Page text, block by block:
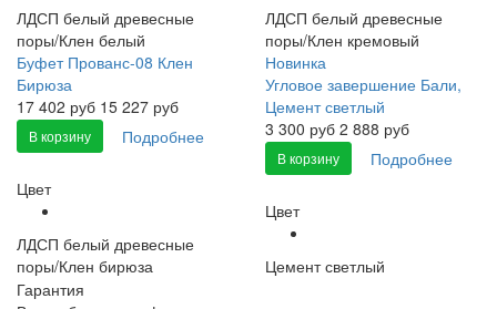
ЛДСП белый древесные
поры/Клен белый
ЛДСП белый древесные
поры/Клен кремовый
Буфет Прованс-08 Клен
Бирюза
17 402 руб 15 227 руб
В корзину Подробнее
Цвет
ЛДСП белый древесные
поры/Клен бирюза
Новинка
Угловое завершение Бали,
Цемент светлый
3 300 руб 2 888 руб
В корзину Подробнее
Цвет
Цемент светлый
Гарантия